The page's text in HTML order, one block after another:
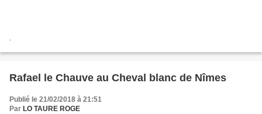
.
Rafael le Chauve au Cheval blanc de Nîmes
Publié le 21/02/2018 à 21:51
Par LO TAURE ROGE